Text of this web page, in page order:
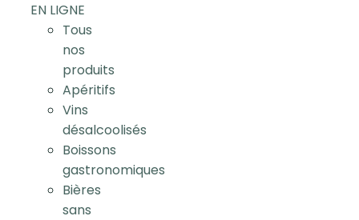
EN LIGNE
Tous
nos
produits
Apéritifs
Vins
désalcoolisés
Boissons
gastronomiques
Bières
sans